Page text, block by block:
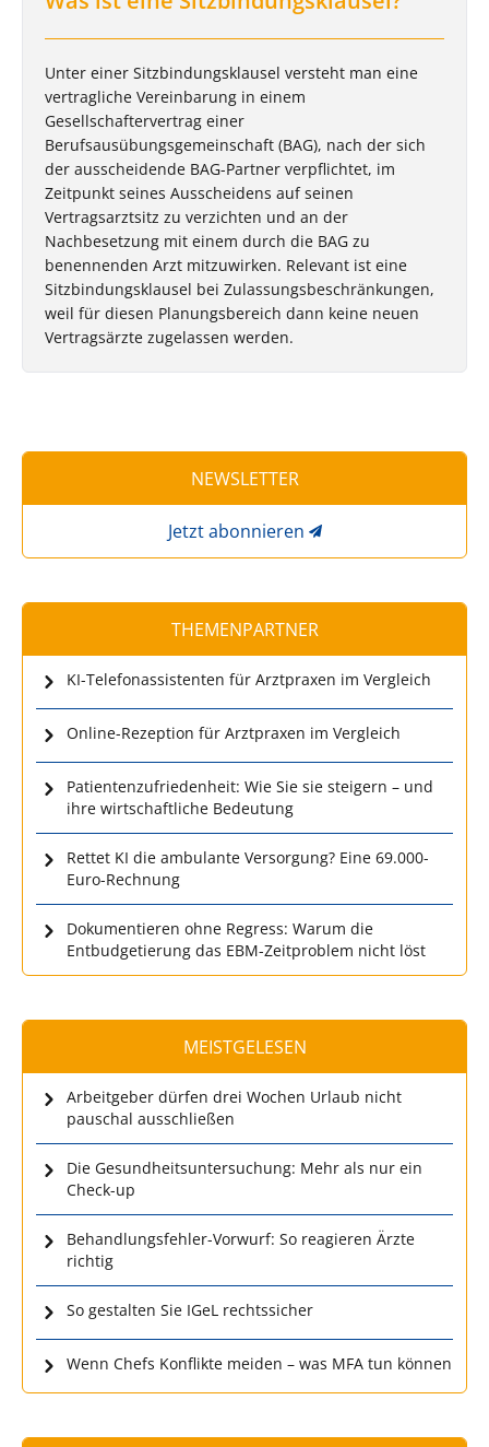
Unter einer Sitzbindungsklausel versteht man eine
vertragliche Vereinbarung in einem
Gesellschaftervertrag einer
Berufsausübungsgemeinschaft (BAG), nach der sich
der ausscheidende BAG-Partner verpflichtet, im
Zeitpunkt seines Ausscheidens auf seinen
Vertragsarztsitz zu verzichten und an der
Nachbesetzung mit einem durch die BAG zu
benennenden Arzt mitzuwirken. Relevant ist eine
Sitzbindungsklausel bei Zulassungsbeschränkungen,
weil für diesen Planungsbereich dann keine neuen
Vertragsärzte zugelassen werden.
NEWSLETTER
Jetzt abonnieren
THEMENPARTNER
KI-Telefonassistenten für Arztpraxen im Vergleich
Online-Rezeption für Arztpraxen im Vergleich
Patientenzufriedenheit: Wie Sie sie steigern – und
ihre wirtschaftliche Bedeutung
Rettet KI die ambulante Versorgung? Eine 69.000-
Euro-Rechnung
Dokumentieren ohne Regress: Warum die
Entbudgetierung das EBM-Zeitproblem nicht löst
MEISTGELESEN
Arbeitgeber dürfen drei Wochen Urlaub nicht
pauschal ausschließen
Die Gesundheitsuntersuchung: Mehr als nur ein
Check-up
Behandlungsfehler-Vorwurf: So reagieren Ärzte
richtig
So gestalten Sie IGeL rechtssicher
Wenn Chefs Konflikte meiden – was MFA tun können